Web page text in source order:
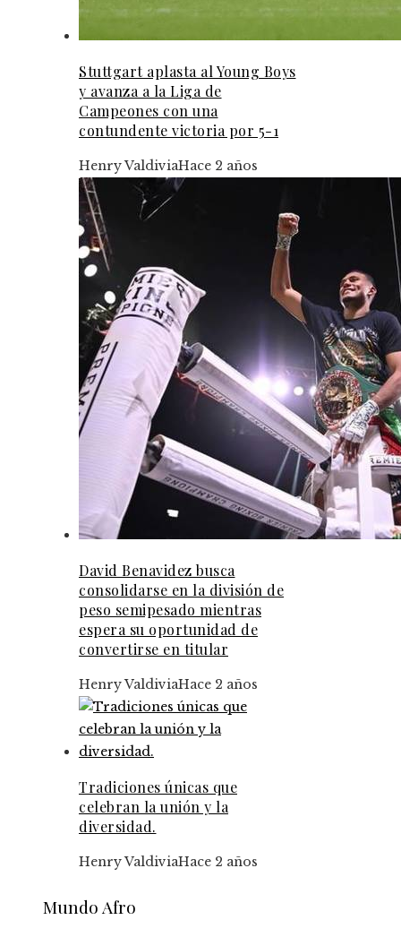
Stuttgart aplasta al Young Boys
y avanza a la Liga de
Campeones con una
contundente victoria por 5-1
Henry ValdiviaHace 2 años
David Benavidez busca
consolidarse en la división de
peso semipesado mientras
espera su oportunidad de
convertirse en titular
Henry ValdiviaHace 2 años
Tradiciones únicas que
celebran la unión y la
diversidad.
Henry ValdiviaHace 2 años
Mundo Afro